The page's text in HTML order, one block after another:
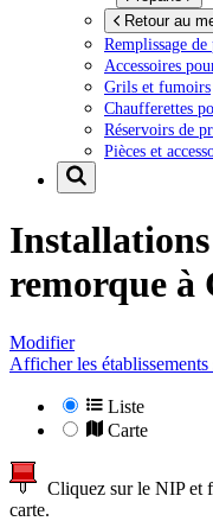
Retour au
Remplissage de
Accessoires
Grils et fumoirs
Chaufferettes
Réservoirs de
Pièces et
Installations
remorque à
Modifier
Afficher les établissements
Liste
Carte
Cliquez sur le NIP et
carte.